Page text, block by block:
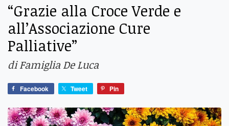
“Grazie alla Croce Verde e
all’Associazione Cure
Palliative”
di Famiglia De Luca
Facebook Tweet Pin